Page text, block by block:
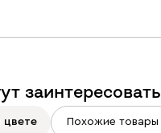
заинтересовать
цвете Похожие товары